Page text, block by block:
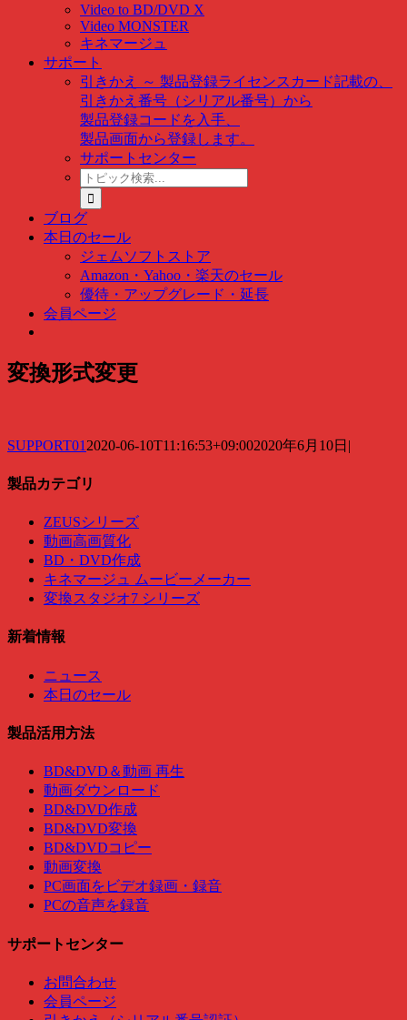
Video to BD/DVD X
Video MONSTER
キネマージュ
サポート
引きかえ ～ 製品登録ライセンスカード記載の、
引きかえ番号（シリアル番号）から
製品登録コードを入手、
製品画面から登録します。
サポートセンター
ト
ピ
ッ
ク
検
索
…
ブログ
本日のセール
ジェムソフトストア
Amazon・Yahoo・楽天のセール
優待・アップグレード・延長
会員ページ
変換形式変更
SUPPORT01 2020-06-10T11:16:53+09:002020年6月10日 |
製品カテゴリ
ZEUSシリーズ
動画高画質化
BD・DVD作成
キネマージュ ムービーメーカー
変換スタジオ7 シリーズ
新着情報
ニュース
本日のセール
製品活用方法
BD&DVD＆動画 再生
動画ダウンロード
BD&DVD作成
BD&DVD変換
BD&DVDコピー
動画変換
PC画面をビデオ録画・録音
PCの音声を録音
サポートセンター
お問合わせ
会員ページ